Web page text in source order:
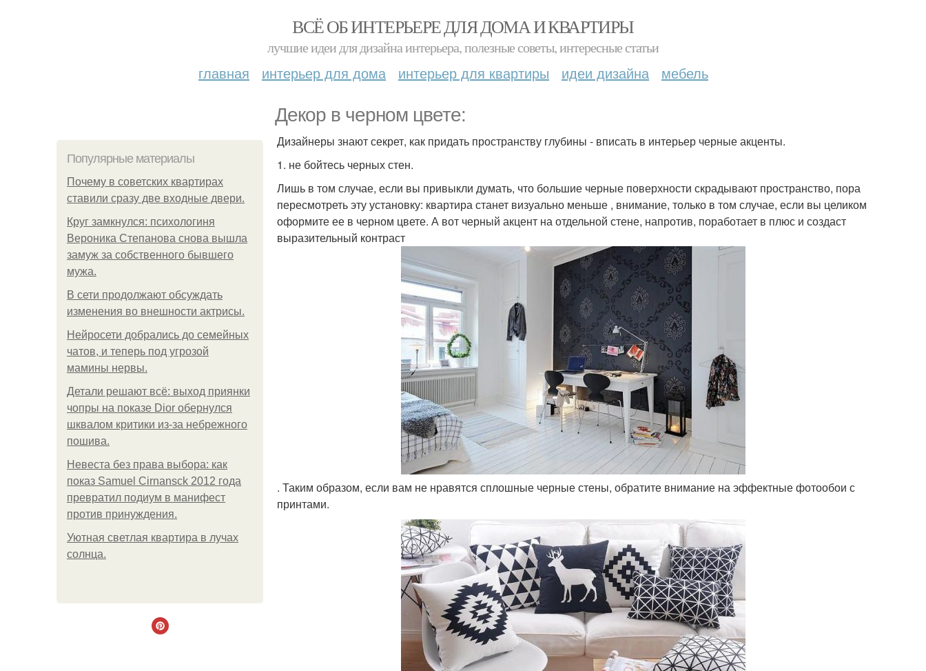
ВСЁ ОБ ИНТЕРЬЕРЕ ДЛЯ ДОМА И КВАРТИРЫ
лучшие идеи для дизайна интерьера, полезные советы, интересные статьи
главная интерьер для дома интерьер для квартиры идеи дизайна мебель
Декор в черном цвете:
Популярные материалы
Почему в советских квартирах
ставили сразу две входные двери.
Круг замкнулся: психологиня
Вероника Степанова снова вышла
замуж за собственного бывшего
мужа.
В сети продолжают обсуждать
изменения во внешности актрисы.
Нейросети добрались до семейных
чатов, и теперь под угрозой
мамины нервы.
Детали решают всё: выход приянки
чопры на показе Dior обернулся
шквалом критики из-за небрежного
пошива.
Невеста без права выбора: как
показ Samuel Cirnansck 2012 года
превратил подиум в манифест
против принуждения.
Уютная светлая квартира в лучах
солнца.
Дизайнеры знают секрет, как придать пространству глубины - вписать в интерьер черные акценты.
1. не бойтесь черных стен.
Лишь в том случае, если вы привыкли думать, что большие черные поверхности скрадывают пространство, пора
пересмотреть эту установку: квартира станет визуально меньше , внимание, только в том случае, если вы целиком
оформите ее в черном цвете. А вот черный акцент на отдельной стене, напротив, поработает в плюс и создаст
выразительный контраст
. Таким образом, если вам не нравятся сплошные черные стены, обратите внимание на эффектные фотообои с
принтами.